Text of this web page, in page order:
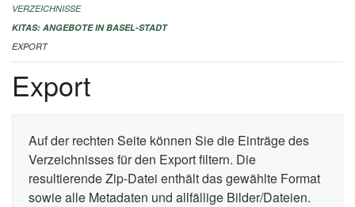
IMPRESSUM
VERZEICHNISSE
KITAS: ANGEBOTE IN BASEL-STADT
EXPORT
Export
Auf der rechten Seite können Sie die Einträge des
Verzeichnisses für den Export filtern. Die
resultierende Zip-Datei enthält das gewählte Format
sowie alle Metadaten und allfällige Bilder/Dateien.